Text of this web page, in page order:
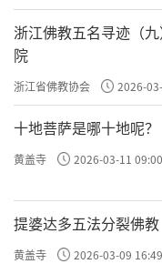
浙江佛教五名寻迹（
院
浙江省佛教协会 2026-
十地菩萨是哪十地呢？
黄盖寺 2026-03-11
提婆达多五法分裂佛教
黄盖寺 2026-03-09